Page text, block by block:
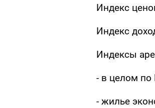
Индекс
Индекс
Индексы
- в целом по
- жилье